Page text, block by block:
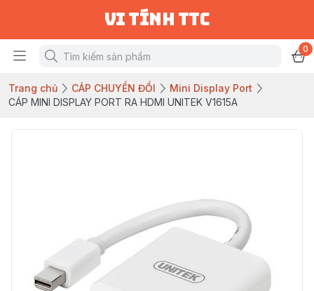
vi tính ttc
0
Trang chủ CÁP CHUYỂN ĐỔI
Mini Display Port
CÁP MINI DISPLAY PORT RA HDMI UNITEK V1615A